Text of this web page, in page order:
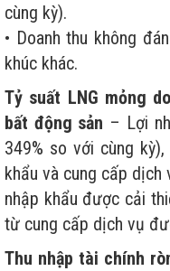
cùng kỳ).
• Doanh thu không
khúc khác.
Tỷ suất LNG mỏng
bất động sản – Lợi
349% so với cùng
khẩu và cung cấp dịch
nhập khẩu được cải
từ cung cấp dịch vụ
Thu nhập tài chính